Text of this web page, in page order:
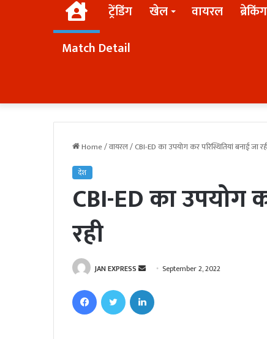
Homeट्रेंडिंग खेल वायरल
Match Detail
Home/वायरल/CBI-ED का उपयोग कर परिस्थितियां बनाई जा
देश
CBI-ED का उपयोग
रही
JAN EXPRESS
d
September 2, 2022